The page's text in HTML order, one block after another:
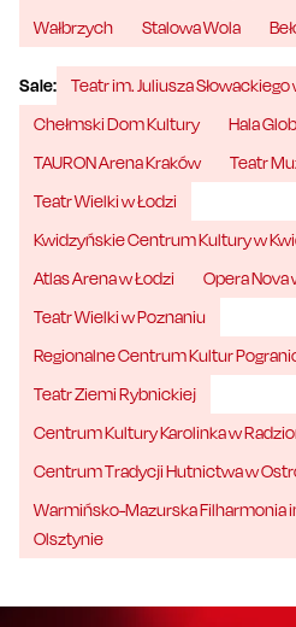
Wałbrzych
Stalowa Wola
Sale:
Teatr im. Juliusza
Chełmski Dom Kultury
Hala
TAURON Arena Kraków
Teatr
Teatr Wielki w Łodzi
Kwidzyńskie Centrum Kultury w
Atlas Arena w Łodzi
Opera Nova
Teatr Wielki w Poznaniu
Regionalne Centrum Kultur
Teatr Ziemi Rybnickiej
Centrum Kultury Karolinka w
Centrum Tradycji Hutnictwa w
Warmińsko-Mazurska Filharmonia
Olsztynie